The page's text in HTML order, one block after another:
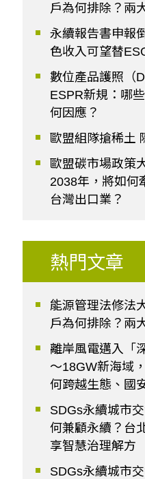
戶為何排除？兩
永續報告書申報
色收入可望替
數位產品護照（
ESPR新規：哪
何因應？
歐盟組隊搶稀土
歐盟碳市場政策
2038年，將如何
台灣出口業？
熱門文章
能源管理法修法
戶為何排除？兩
離岸風電邁入「
～18GW新海域
何跨越生態、國
SDGs永續城市
何兼顧永續？台
享智慧治理解方
SDGs永續城市